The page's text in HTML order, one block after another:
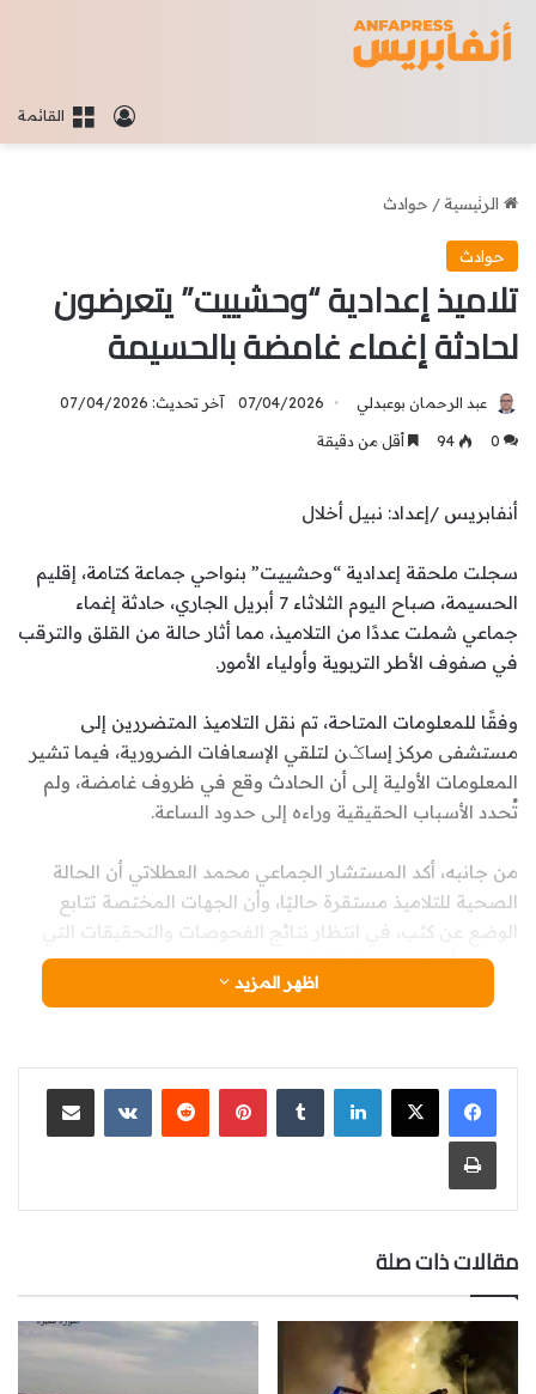
القائمةتسجيل
الرئيسية/ حوادث
حوادث
تلاميذ إعدادية “وحشييت” يتعرضون
لحادثة إغماء غامضة بالحسيمة
عبد الرحمان بوعبدلي 07/04/2026 آخر تحديث: 07/04/2026
0
94 أقل من دقيقة
أنفابريس /إعداد: نبيل أخلال
سجلت ملحقة إعدادية “وحشييت” بنواحي جماعة كتامة، إقليم
الحسيمة، صباح اليوم الثلاثاء 7 أبريل الجاري، حادثة إغماء
جماعي شملت عددًا من التلاميذ، مما أثار حالة من القلق والترقب
في صفوف الأطر التربوية وأولياء الأمور.
وفقًا للمعلومات المتاحة، تم نقل التلاميذ المتضررين إلى
مستشفى مركز إساݣن لتلقي الإسعافات الضرورية، فيما تشير
المعلومات الأولية إلى أن الحادث وقع في ظروف غامضة، ولم
تُحدد الأسباب الحقيقية وراءه إلى حدود الساعة.
من جانبه، أكد المستشار الجماعي محمد العطلاتي أن الحالة
الصحية للتلاميذ مستقرة حاليًا، وأن الجهات المختصة تتابع
الوضع عن كثب، في انتظار نتائج الفحوصات والتحقيقات التي
ستحدد أسباب هذه الواقعة.
اظهر المزيد
لينكدإن بينتيريست
مقالات ذات صلة